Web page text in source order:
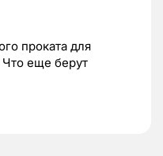
проката для
еще берут